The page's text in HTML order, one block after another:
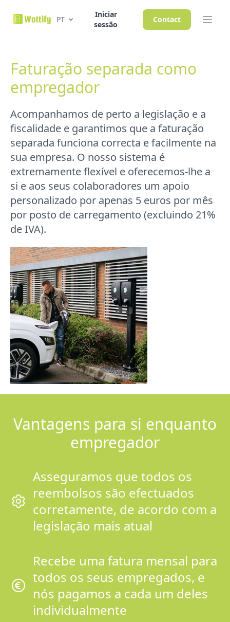
PT
Iniciar
sessão
Contact
Faturação separada como
empregador
Acompanhamos de perto a legislação e a
fiscalidade e garantimos que a faturação
separada funciona correcta e facilmente na
sua empresa. O nosso sistema é
extremamente flexível e oferecemos-lhe a
si e aos seus colaboradores um apoio
personalizado por apenas 5 euros por mês
por posto de carregamento (excluindo 21%
de IVA).
Vantagens para si enquanto
empregador
Asseguramos que todos os
reembolsos são efectuados
corretamente, de acordo com a
legislação mais atual
Recebe uma fatura mensal para
todos os seus empregados, e
nós pagamos a cada um deles
individualmente